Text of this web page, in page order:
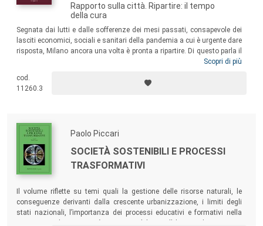
Rapporto sulla città. Ripartire: il tempo
della cura
Segnata dai lutti e dalle sofferenze dei mesi passati, consapevole dei
lasciti economici, sociali e sanitari della pandemia a cui è urgente dare
risposta, Milano ancora una volta è pronta a ripartire. Di questo parla il
Rapporto 2021 raccontandoci, con la polifonia di voci e punti di vista
soffermandosi su temi tra i quali il governo della polis e del territorio,
le reti della socialità e della solidarietà, il diritto all’educazione e alla
Scopri di più
cod.
11260.3
Paolo Piccari
SOCIETÀ SOSTENIBILI E PROCESSI
TRASFORMATIVI
Il volume riflette su temi quali la gestione delle risorse naturali, le
conseguenze derivanti dalla crescente urbanizzazione, i limiti degli
stati nazionali, l’importanza dei processi educativi e formativi nella